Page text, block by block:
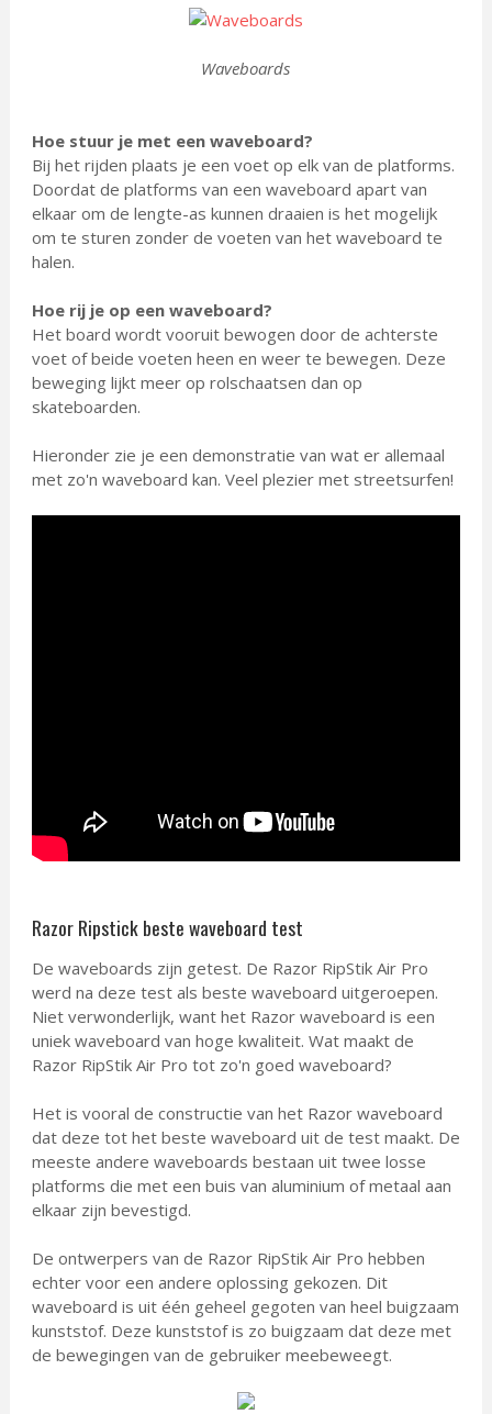
Waveboards
Hoe stuur je met een waveboard?
Bij het rijden plaats je een voet op elk van de platforms.
Doordat de platforms van een waveboard apart van
elkaar om de lengte-as kunnen draaien is het mogelijk
om te sturen zonder de voeten van het waveboard te
halen.
Hoe rij je op een waveboard?
Het board wordt vooruit bewogen door de achterste
voet of beide voeten heen en weer te bewegen. Deze
beweging lijkt meer op rolschaatsen dan op
skateboarden.
Hieronder zie je een demonstratie van wat er allemaal
met zo'n waveboard kan. Veel plezier met streetsurfen!
Razor Ripstick beste waveboard test
De waveboards zijn getest. De Razor RipStik Air Pro
werd na deze test als beste waveboard uitgeroepen.
Niet verwonderlijk, want het Razor waveboard is een
uniek waveboard van hoge kwaliteit. Wat maakt de
Razor RipStik Air Pro tot zo'n goed waveboard?
Het is vooral de constructie van het Razor waveboard
dat deze tot het beste waveboard uit de test maakt. De
meeste andere waveboards bestaan uit twee losse
platforms die met een buis van aluminium of metaal aan
elkaar zijn bevestigd.
De ontwerpers van de Razor RipStik Air Pro hebben
echter voor een andere oplossing gekozen. Dit
waveboard is uit één geheel gegoten van heel buigzaam
kunststof. Deze kunststof is zo buigzaam dat deze met
de bewegingen van de gebruiker meebeweegt.